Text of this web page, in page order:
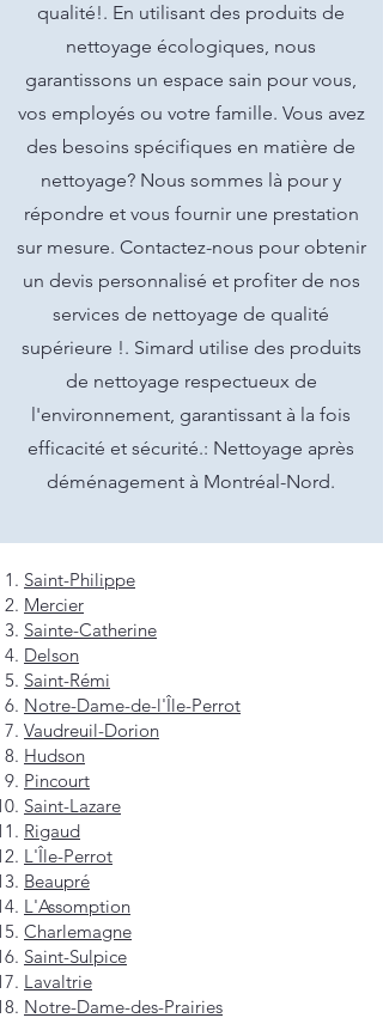
qualité!. En utilisant des produits de
nettoyage écologiques, nous
garantissons un espace sain pour vous,
vos employés ou votre famille. Vous avez
des besoins spécifiques en matière de
nettoyage? Nous sommes là pour y
répondre et vous fournir une prestation
sur mesure. Contactez-nous pour obtenir
un devis personnalisé et profiter de nos
services de nettoyage de qualité
supérieure !. Simard utilise des produits
de nettoyage respectueux de
l'environnement, garantissant à la fois
efficacité et sécurité.: Nettoyage après
déménagement à Montréal-Nord.
Saint-Philippe
Mercier
Sainte-Catherine
Delson
Saint-Rémi
Notre-Dame-de-l'Île-Perrot
Vaudreuil-Dorion
Hudson
Pincourt
Saint-Lazare
Rigaud
L'Île-Perrot
Beaupré
L'Assomption
Charlemagne
Saint-Sulpice
Lavaltrie
Notre-Dame-des-Prairies